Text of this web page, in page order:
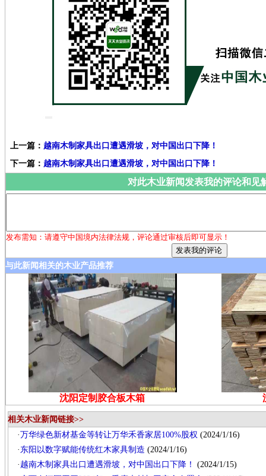
上一篇： 越南木制家具出口遭遇滑坡，对中国出口下降！
下一篇： 越南木制家具出口遭遇滑坡，对中国出口下降！
对此木业新闻发表我的评论和见
发布需知：请遵守中国境内法律法规，评论通过审核后即可显示！
与此新闻相关的木业产品推荐
沈阳定制胶合板木箱
相关木业新闻链接>>
·万华绿色新材基金等转让万华禾香家居100%股权 (2024/1/16)
· 东阳以数字赋能传统红木家具制造 (2024/1/16)
· 越南木制家具出口遭遇滑坡，对中国出口下降！
(2024/1/15)